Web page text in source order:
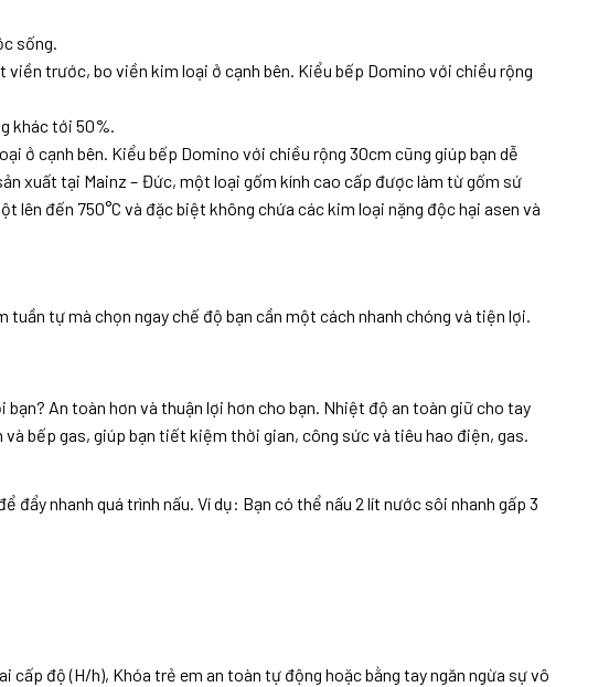
sống.
trước, bo viền kim loại ở cạnh bên. Kiểu bếp Domino với chiều rộng
khác tới 50%.
ở cạnh bên. Kiểu bếp Domino với chiều rộng 30cm cũng giúp bạn dễ
xuất tại Mainz – Đức, một loại gốm kính cao cấp được làm từ gốm sứ
đến 750°C và đặc biệt không chứa các kim loại nặng độc hại asen và
tự mà chọn ngay chế độ bạn cần một cách nhanh chóng và tiện lợi.
An toàn hơn và thuận lợi hơn cho bạn. Nhiệt độ an toàn giữ cho tay
bếp gas, giúp bạn tiết kiệm thời gian, công sức và tiêu hao điện, gas.
nhanh quá trình nấu. Ví dụ: Bạn có thể nấu 2 lít nước sôi nhanh gấp 3
độ (H/h), Khóa trẻ em an toàn tự động hoặc bằng tay ngăn ngừa sự vô